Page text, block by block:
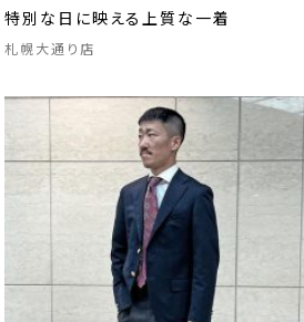
特別な日に映える上質な一着
札幌大通り店